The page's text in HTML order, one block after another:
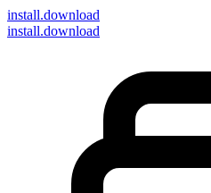
install.download
install.download